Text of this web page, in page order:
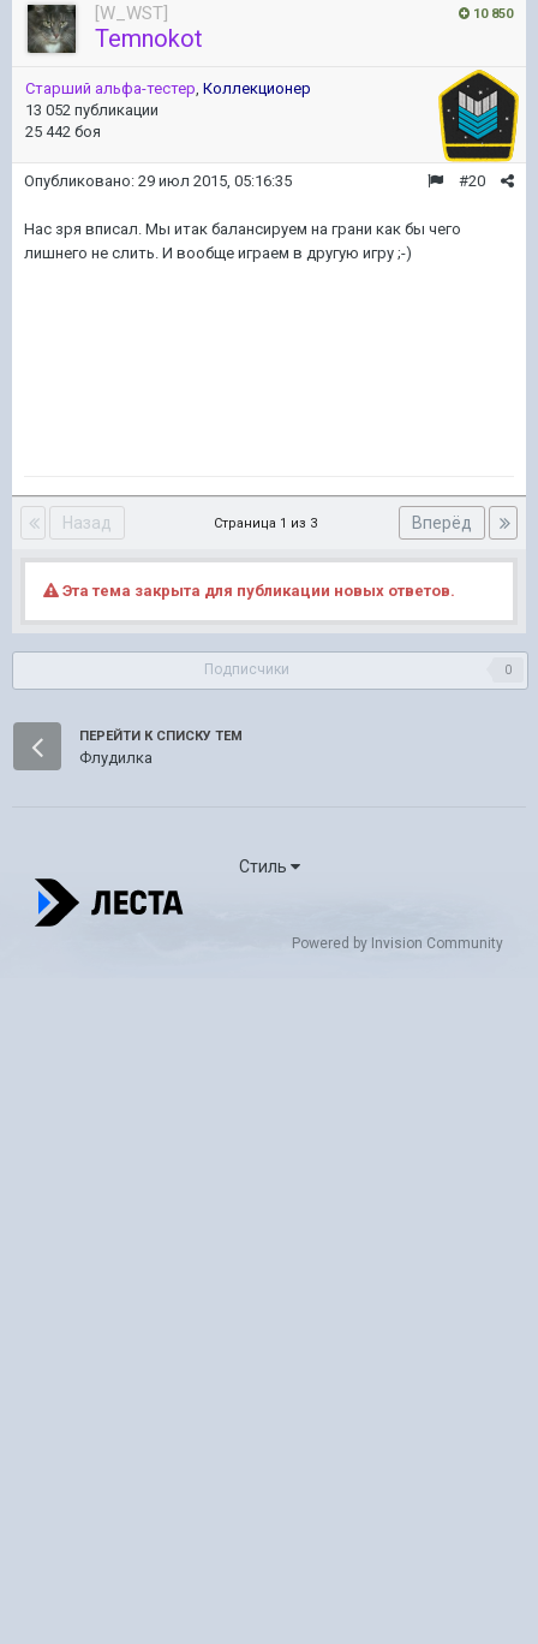
10 850
[W_WST]
Temnokot
Старший альфа-тестер Коллекционер
13 052 публикации
25 442 боя
#20
Опубликовано: 29 июл 2015, 05:16:35
Нас зря вписал. Мы итак балансируем на грани как бы чего
лишнего не слить. И вообще играем в другую игру ;-)
Назад Вперёд
Страница 1 из 3
Эта тема закрыта для публикации новых ответов.
Подписчики 0
ПЕРЕЙТИ К СПИСКУ ТЕМ
Флудилка
Стиль
Powered by Invision Community